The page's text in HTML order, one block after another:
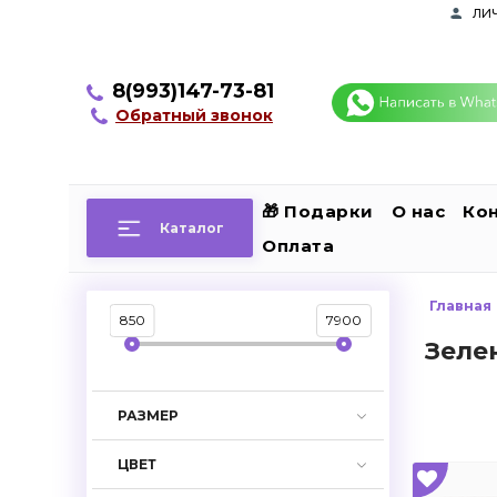
8(993)147-73-81
Обратный звонок
Каталог
🎁 Подарки О нас
Оплата
Главная
850 7900
РАЗМЕР
ЦВЕТ